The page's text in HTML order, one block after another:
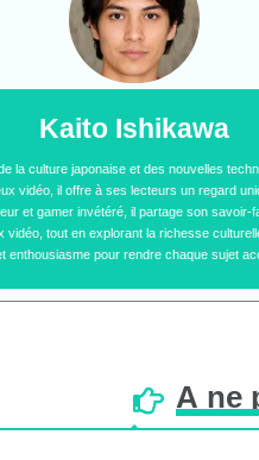
la culture japonaise et des nouvelles
vidéo, il offre à ses lecteurs un regard
et gamer invétéré, il partage son
vidéo, tout en explorant la richesse
enthousiasme pour rendre chaque sujet
Kaito Ishikawa
À ne